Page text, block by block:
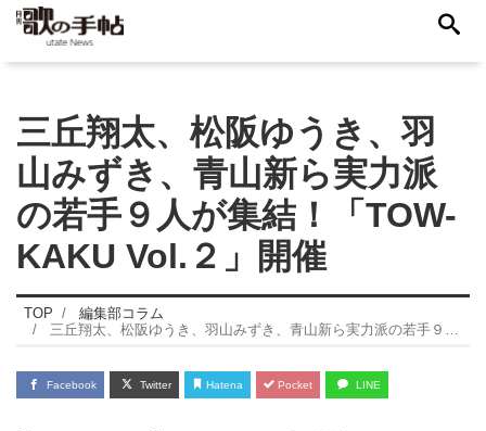
三丘翔太、松阪ゆうき、羽
山みずき、青山新ら実力派
の若手９人が集結！「TOW-
KAKU Vol.２」開催
TOP
編集部コラム
三丘翔太、松阪ゆうき、羽山みずき、青山新ら実力派の若手９人が集結！「TOW-KAKU Vol.２」開催
Facebook Twitter Hatena Pocket LINE